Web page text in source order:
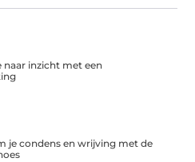
naar inzicht met een
je condens en wrijving met de